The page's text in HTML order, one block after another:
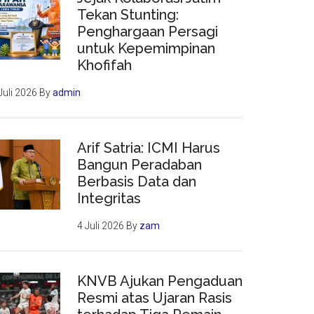
Tekan Stunting:
Penghargaan Persagi
untuk Kepemimpinan
Khofifah
2026 Byadmin
Arif Satria: ICMI Harus
Bangun Peradaban
Berbasis Data dan
Integritas
4 Juli 2026 By zam
KNVB Ajukan Pengaduan
Resmi atas Ujaran Rasis